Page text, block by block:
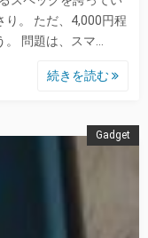
り。 ただ、4,000円程
問題は、スマ…
続きを読む
Gadget